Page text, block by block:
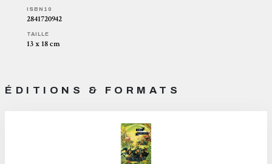
ISBN10
2841720942
TAILLE
13 x 18 cm
ÉDITIONS & FORMATS